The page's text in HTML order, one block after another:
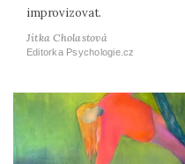
improvizovat.
Jitka Cholastová
Editorka Psychologie.cz